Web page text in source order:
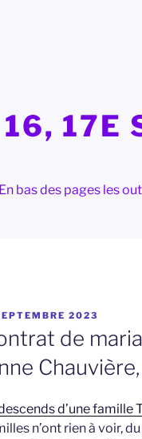
17E
bas des pages les
2023
de
d’une famille
n’ont rien à voir,